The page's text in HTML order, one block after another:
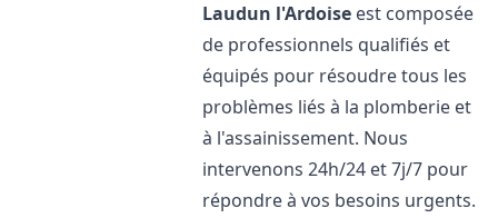
Laudun l'Ardoise est composée
de professionnels qualifiés et
équipés pour résoudre tous les
problèmes liés à la plomberie et
à l'assainissement. Nous
intervenons 24h/24 et 7j/7 pour
répondre à vos besoins urgents.